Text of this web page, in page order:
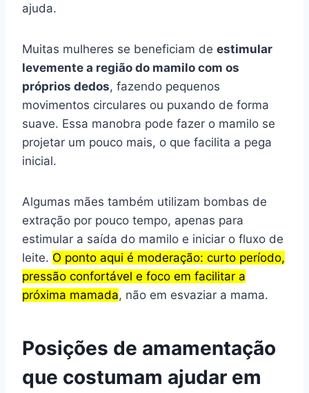
ajuda.
Muitas mulheres se beneficiam de estimular
levemente a região do mamilo com os
próprios dedos, fazendo pequenos
movimentos circulares ou puxando de forma
suave. Essa manobra pode fazer o mamilo se
projetar um pouco mais, o que facilita a pega
inicial.
Algumas mães também utilizam bombas de
extração por pouco tempo, apenas para
estimular a saída do mamilo e iniciar o fluxo de
leite. O ponto aqui é moderação: curto período,
pressão confortável e foco em facilitar a
próxima mamada, não em esvaziar a mama.
Posições de amamentação
que costumam ajudar em